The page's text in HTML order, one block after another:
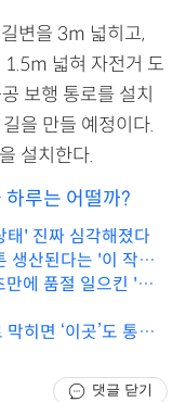
변을 3m 넓히고,
넓혀 자전거 도
보행 통로를 설치
을 만들 예정이다.
설치한다.
루는 어떨까?
태' 진짜 심각해졌다
산된다는 '이 작물'
에 품절 일으킨 '인
히면 ‘이곳’도 통행
댓글 닫기